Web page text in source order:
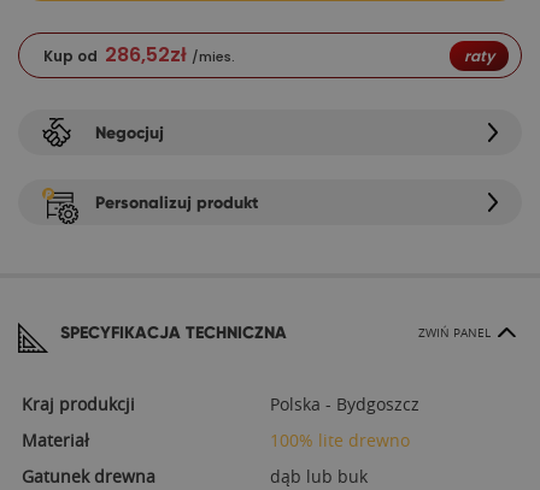
Kup od 286,52zł /mies. raty
Negocjuj
Personalizuj produkt
SPECYFIKACJA TECHNICZNA ZWIŃ PANEL
Kraj produkcji
Polska - Bydgoszcz
Materiał
100% lite drewno
Gatunek drewna
dąb lub buk